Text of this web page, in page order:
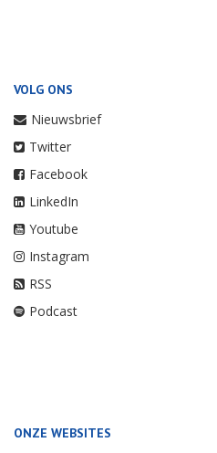
VOLG ONS
Nieuwsbrief
Twitter
Facebook
LinkedIn
Youtube
Instagram
RSS
Podcast
ONZE WEBSITES